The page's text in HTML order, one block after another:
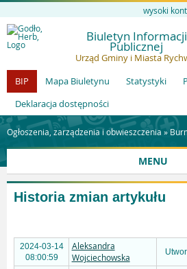
wysoki
Biuletyn Informacji
Publicznej
Urząd Gminy i Miasta
BIP
Mapa Biuletynu Statystyki
Deklaracja dostępności
Ogłoszenia, zarządzenia i obwieszczenia »
MENU
Historia zmian artykułu
2024-03-14
08:00:59
Aleksandra
Wojciechowska